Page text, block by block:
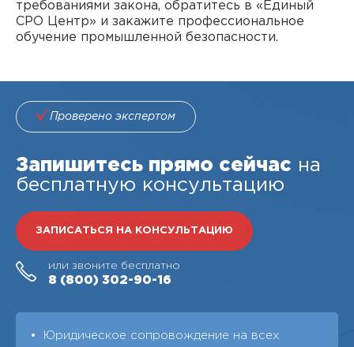
требованиями закона, обратитесь в «Единый
СРО Центр» и закажите профессиональное
обучение промышленной безопасности.
Проверено экспертом
Запишитесь прямо сейчас на
бесплатную консультацию
ЗАПИСАТЬСЯ НА КОНСУЛЬТАЦИЮ
или звоните бесплатно
8 (800) 302-90-16
Юридическое сопровождение на всех